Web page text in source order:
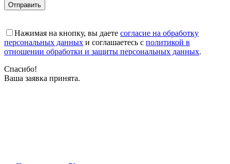
Отправить
Нажимая на кнопку, вы даете согласие на обработку
персональных данных и соглашаетесь с политикой в
отношении обработки и защиты персональных данных.
Спасибо!
Ваша заявка принята.